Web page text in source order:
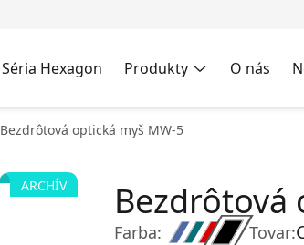
Séria Hexagon Produkty O nás
Bezdrôtová optická myš MW-5
ARCHÍV
Farba:
Bezdrôtová
Tovar: